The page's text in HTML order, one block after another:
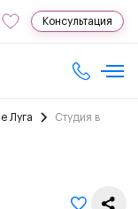
Консультация
Луга
Студия в